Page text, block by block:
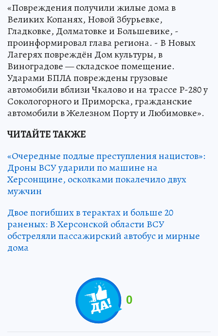
«Повреждения получили жилые дома в
Великих Копанях, Новой Збурьевке,
Гладковке, Долматовке и Большевике, -
проинформировал глава региона. - В Новых
Лагерях повреждён Дом культуры, в
Виноградове — складское помещение.
Ударами БПЛА повреждены грузовые
автомобили вблизи Чкалово и на трассе Р-280 у
Сокологорного и Приморска, гражданские
автомобили в Железном Порту и Любимовке».
ЧИТАЙТЕ ТАКЖЕ
«Очередные подлые преступления нацистов»:
Дроны ВСУ ударили по машине на
Херсонщине, осколками покалечило двух
мужчин
Двое погибших в терактах и больше 20
раненых: В Херсонской области ВСУ
обстреляли пассажирский автобус и мирные
дома
0